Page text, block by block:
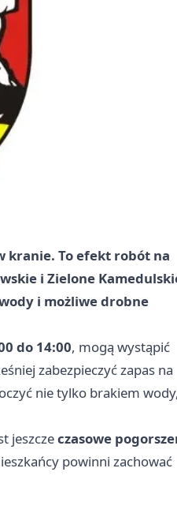
kranie. To efekt robót na
i Zielone
i możliwe drobne
do 14:00, mogą wystąpić
zabezpieczyć zapas na
nie tylko brakiem
jeszczeczasowe
powinni zachować